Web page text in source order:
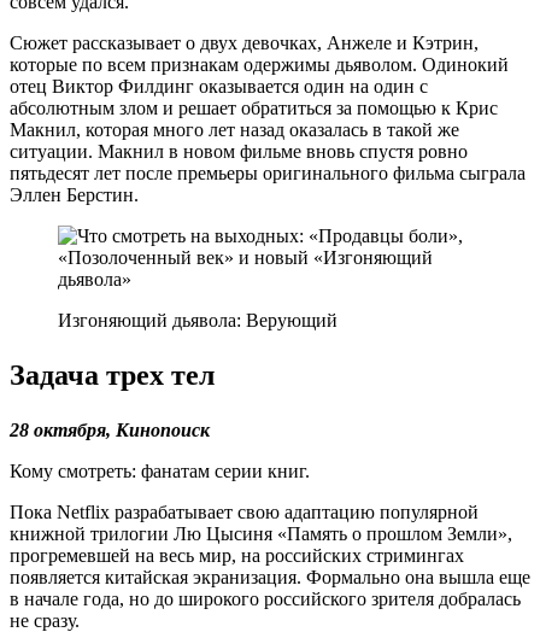
Сюжет рассказывает о двух девочках, Анжеле и Кэтрин,
которые по всем признакам одержимы дьяволом. Одинокий
отец Виктор Филдинг оказывается один на один с
абсолютным злом и решает обратиться за помощью к Крис
Макнил, которая много лет назад оказалась в такой же
ситуации. Макнил в новом фильме вновь спустя ровно
пятьдесят лет после премьеры оригинального фильма сыграла
Эллен Берстин.
Изгоняющий дьявола: Верующий
Задача трех тел
28 октября, Кинопоиск
Кому смотреть: фанатам серии книг.
Пока Netflix разрабатывает свою адаптацию популярной
книжной трилогии Лю Цысиня «Память о прошлом Земли»,
прогремевшей на весь мир, на российских стримингах
появляется китайская экранизация. Формально она вышла еще
в начале года, но до широкого российского зрителя добралась
не сразу.